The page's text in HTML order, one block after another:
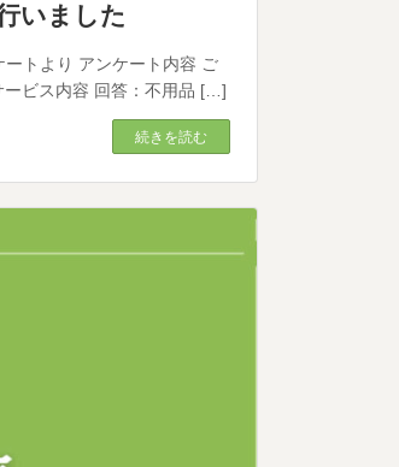
いました
トより アンケート内容 ご
ービス内容 回答：不用品 […]
続きを読む